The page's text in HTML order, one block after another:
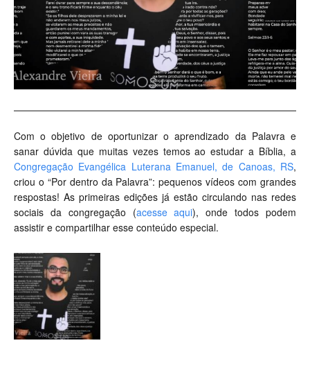
Com o objetivo de oportunizar o aprendizado da Palavra e
sanar dúvida que muitas vezes temos ao estudar a Bíblia, a
Congregação Evangélica Luterana Emanuel, de Canoas, RS,
criou o “Por dentro da Palavra”: pequenos vídeos com grandes
respostas! As primeiras edições já estão circulando nas redes
sociais da congregação (acesse aqui), onde todos podem
assistir e compartilhar esse conteúdo especial.